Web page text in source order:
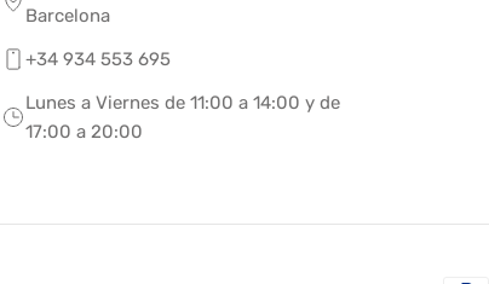
Barcelona
+34 934 553 695
Lunes a Viernes de 11:00 a 14:00 y de
17:00 a 20:00